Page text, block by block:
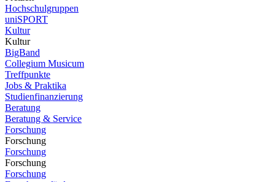
Hochschulgruppen
uniSPORT
Kultur
Kultur
BigBand
Collegium Musicum
Treffpunkte
Jobs & Praktika
Studienfinanzierung
Beratung
Beratung & Service
Forschung
Forschung
Forschung
Forschung
Forschung